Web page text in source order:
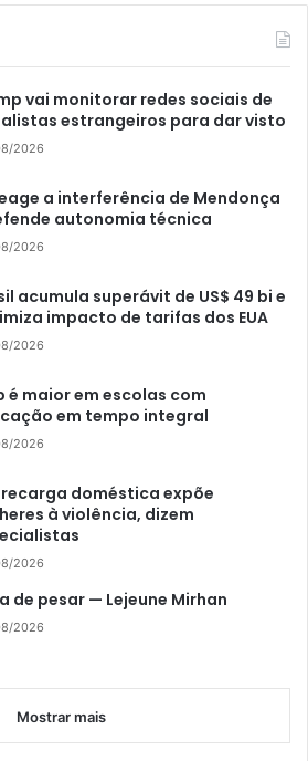
vai monitorar redes sociais de
estrangeiros para dar visto
2026
a interferência de Mendonça
autonomia técnica
2026
acumula superávit de US$ 49 bi e
impacto de tarifas dos EUA
2026
é maior em escolas com
em tempo integral
2026
doméstica expõe
à violência, dizem
2026
de pesar — Lejeune Mirhan
2026
Mostrar mais